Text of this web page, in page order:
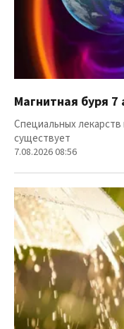
Магнитная буря
Специальных
существует
7.08.2026 08:56